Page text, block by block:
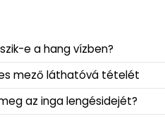
e a hang vízben?
mező láthatóvá tételét
az inga lengésidejét?